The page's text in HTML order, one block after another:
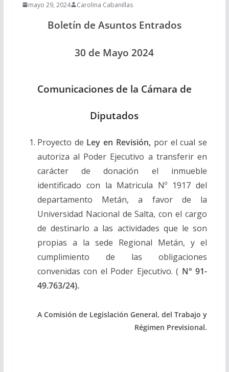
mayo 29, 2024 Carolina Cabanillas
Boletín de Asuntos Entrados
30 de Mayo 2024
Comunicaciones de la Cámara de
Diputados
Proyecto de Ley en Revisión, por el cual se
autoriza al Poder Ejecutivo a transferir en
carácter de donación el inmueble
identificado con la Matricula Nº 1917 del
departamento Metán, a favor de la
Universidad Nacional de Salta, con el cargo
de destinarlo a las actividades que le son
propias a la sede Regional Metán, y el
cumplimiento de las obligaciones
convenidas con el Poder Ejecutivo. ( N° 91-
49.763/24).
A Comisión de Legislación General, del Trabajo y
Régimen Previsional.